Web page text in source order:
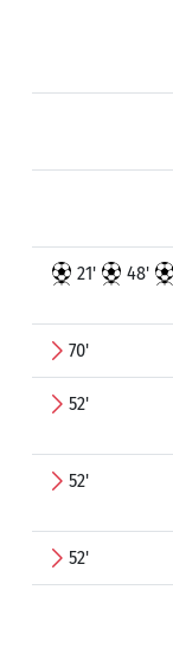
21' 48'
70'
52'
52'
52'